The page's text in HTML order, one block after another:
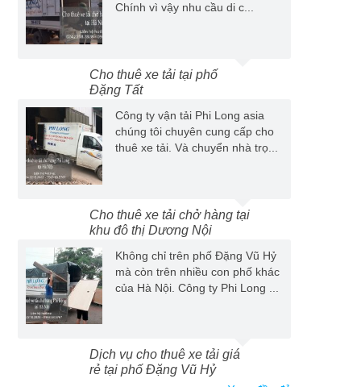
Chính vì vậy nhu cầu di c...
Cho thuê xe tải tại phố
Đặng Tất
Công ty vận tải Phi Long asia
chúng tôi chuyên cung cấp cho
thuê xe tải. Và chuyển nhà trọ...
Cho thuê xe tải chở hàng tại
khu đô thị Dương Nội
Không chỉ trên phố Đặng Vũ Hỷ
mà còn trên nhiều con phố khác
của Hà Nội. Công ty Phi Long ...
Dịch vụ cho thuê xe tải giá
rẻ tại phố Đặng Vũ Hỷ